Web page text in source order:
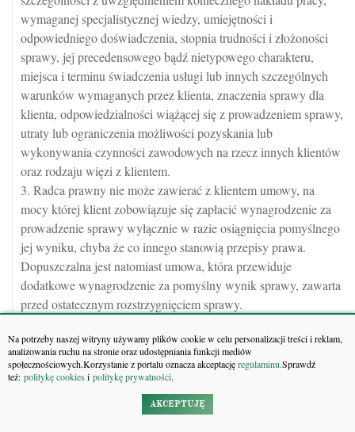
Na potrzeby naszej witryny używamy plików cookie w celu personalizacji treści i reklam,
analizowania ruchu na stronie oraz udostępniania funkcji mediów
społecznościowych.Korzystanie z portalu oznacza akceptacjęregulaminu.Sprawdź
też: politykę cookiesi politykę prywatności.
AKCEPTUJĘ
wymaganej specjalistycznej wiedzy, umiejętności i
odpowiedniego doświadczenia, stopnia trudności i złożoności
sprawy, jej precedensowego bądź nietypowego charakteru,
miejsca i terminu świadczenia usługi lub innych szczególnych
warunków wymaganych przez klienta, znaczenia sprawy dla
klienta, odpowiedzialności wiążącej się z prowadzeniem sprawy,
utraty lub ograniczenia możliwości pozyskania lub
wykonywania czynności zawodowych na rzecz innych klientów
oraz rodzaju więzi z klientem.
3. Radca prawny nie może zawierać z klientem umowy, na
mocy której klient zobowiązuje się zapłacić wynagrodzenie za
prowadzenie sprawy wyłącznie w razie osiągnięcia pomyślnego
jej wyniku, chyba że co innego stanowią przepisy prawa.
Dopuszczalna jest natomiast umowa, która przewiduje
dodatkowe wynagrodzenie za pomyślny wynik sprawy, zawarta
przed ostatecznym rozstrzygnięciem sprawy.
wydatków. Radca prawny nie jest obowiązany do ponoszenia za
klienta opłat i wydatków. Radca prawny nie ponosi
odpowiedzialności za skutki prawne, jakie mogą powstać w
następstwie ich nieuiszczenia.
5. Radca prawny nie może wstrzymać wykonania czynności w